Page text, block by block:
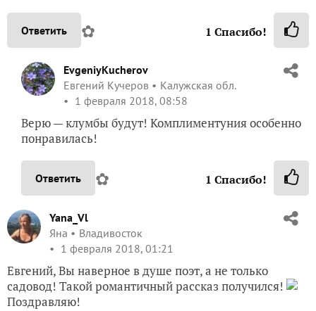
Ответить ✿ 1 Спасибо!
EvgeniyKucherov
Евгений Кучеров
Калужская обл.
1 февраля 2018, 08:58
Верю — клумбы будут! Комплиментуния особенно
понравилась!
Ответить ✿ 1 Спасибо!
Yana_Vl
Яна
Владивосток
1 февраля 2018, 01:21
Евгений, Вы наверное в душе поэт, а не только
садовод! Такой романтичный рассказ получился!
Поздравляю!